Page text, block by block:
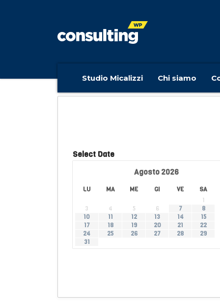
Studio Micalizzi Chi siamo
Select Date
Agosto 2026
LU MA ME GI VE SA
1
3
4 5 6 7 8
10
11 12 13 14 15
17
18 19 20 21 22
24
25 26 27 28 29
31